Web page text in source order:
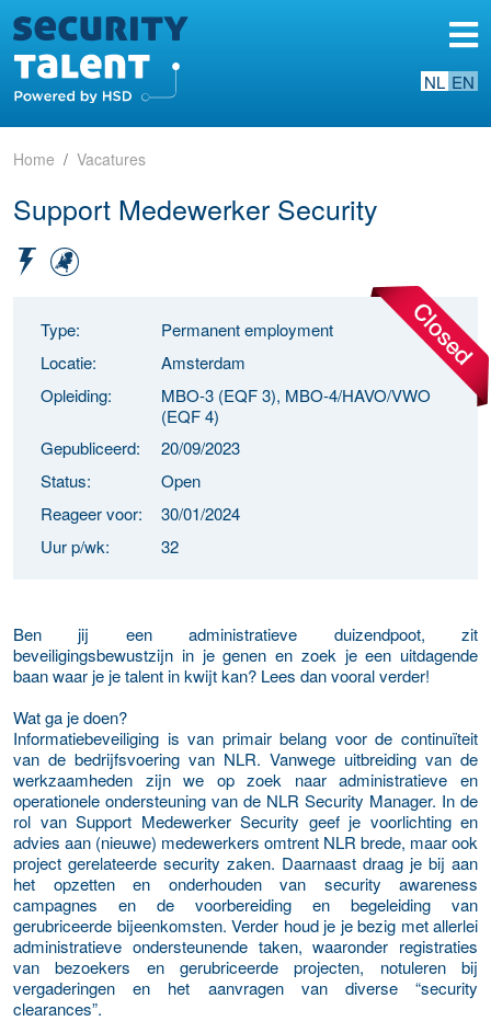
NL EN
Home Vacatures
Support Medewerker Security
Type:
Permanent employment
Locatie:
Amsterdam
Opleiding:
MBO-3 (EQF 3), MBO-4/HAVO/VWO
(EQF 4)
Gepubliceerd:
20/09/2023
Status:
Open
Reageer voor:
30/01/2024
Uur p/wk:
32
Ben jij een administratieve duizendpoot, zit
beveiligingsbewustzijn in je genen en zoek je een uitdagende
baan waar je je talent in kwijt kan? Lees dan vooral verder!
Wat ga je doen?
Informatiebeveiliging is van primair belang voor de continuïteit
van de bedrijfsvoering van NLR. Vanwege uitbreiding van de
werkzaamheden zijn we op zoek naar administratieve en
operationele ondersteuning van de NLR Security Manager. In de
rol van Support Medewerker Security geef je voorlichting en
advies aan (nieuwe) medewerkers omtrent NLR brede, maar ook
project gerelateerde security zaken. Daarnaast draag je bij aan
het opzetten en onderhouden van security awareness
campagnes en de voorbereiding en begeleiding van
gerubriceerde bijeenkomsten. Verder houd je je bezig met allerlei
administratieve ondersteunende taken, waaronder registraties
van bezoekers en gerubriceerde projecten, notuleren bij
vergaderingen en het aanvragen van diverse “security
clearances”.